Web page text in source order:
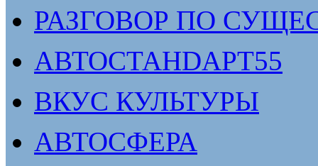
РАЗГОВОР ПО
АВТОСТАНDАРТ55
ВКУС КУЛЬТУРЫ
АВТОСФЕРА